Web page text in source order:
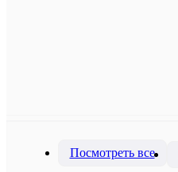
Посмотреть все